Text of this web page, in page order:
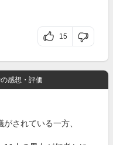
15
感想・評価
されている一方、